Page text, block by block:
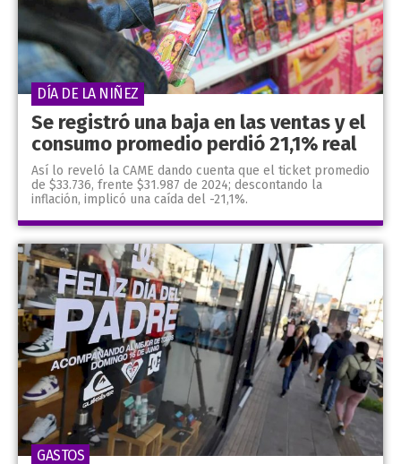
Se registró una baja en las ventas y el
consumo promedio perdió 21,1% real
Así lo reveló la CAME dando cuenta que el ticket promedio
de $33.736, frente $31.987 de 2024; descontando la
inflación, implicó una caída del -21,1%.
DÍA DE LA NIÑEZ
GASTOS